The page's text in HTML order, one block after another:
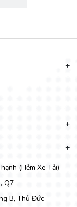
sử dụng tiện
chạy nhất năm
(Hẻm Xe Tải)
Q7
B, Thủ Đức